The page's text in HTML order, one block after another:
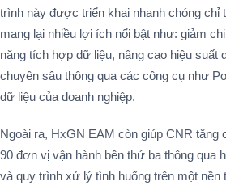
trình này được triển khai nhanh chóng chỉ
mang lại nhiều lợi ích nổi bật như: giảm
năng tích hợp dữ liệu, nâng cao hiệu suất
chuyên sâu thông qua các công cụ như
dữ liệu của doanh nghiệp​.
Ngoài ra, HxGN EAM còn giúp CNR
90 đơn vị vận hành bên thứ ba thông qua
và quy trình xử lý tình huống trên một nền